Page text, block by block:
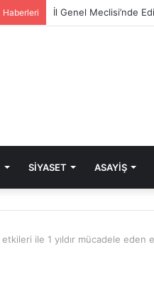
Haberleri
SIYASET ASAYIŞ
ile 1 yıldır mücadele